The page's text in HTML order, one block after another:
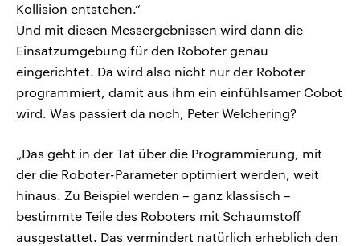
Kollision entstehen.“
Und mit diesen Messergebnissen wird dann die
Einsatzumgebung für den Roboter genau
eingerichtet. Da wird also nicht nur der Roboter
programmiert, damit aus ihm ein einfühlsamer Cobot
wird. Was passiert da noch, Peter Welchering?
„Das geht in der Tat über die Programmierung, mit
der die Roboter-Parameter optimiert werden, weit
hinaus. Zu Beispiel werden – ganz klassisch –
bestimmte Teile des Roboters mit Schaumstoff
ausgestattet. Das vermindert natürlich erheblich den